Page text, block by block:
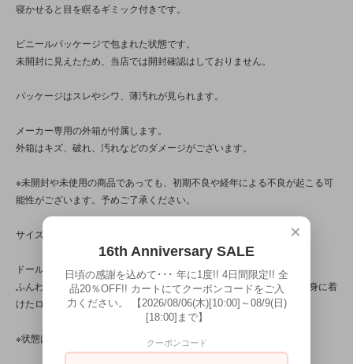
寝かせると目を瞑るギミック付きです。
ビニールパッケージで包まれた状態です。
未開封に見えたため、当店では開封確認はしておりません。
パッケージはスレやシワ、薄汚れが見られます。
メーカー専用の外箱が付属します。
外箱はキズ、破れ、汚れなどのダメージがございます。
※未開封や未使用の商品であっても、初期不良や経年による不良が起こる可
能性がございます。予めご了承ください。
サイズのご確認をお忘れなくお願いいたします。
ドール自身のサイズは高さ12cmほど。
ふんわりとした植毛ヘアとつぶらな瞳、ガーリーなアウトフィットを身に着
けたロマンチックなデザインのキキとララです。
※状態は、9枚の写真と併せてご確認ください。
×
16th Anniversary SALE
日頃の感謝を込めて･･･ 年に1度!! 4日間限定!! 全
品20％OFF!! カートにてクーポンコードをご入
力ください。 【2026/08/06(木)[10:00]～08/9(日)
[18:00]まで】
クーポンコード